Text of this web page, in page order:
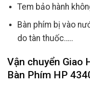
Tem bảo hành
Bàn phím bị vào
do tàn thuốc…..
Vận chuyển Giao
Bàn Phím HP